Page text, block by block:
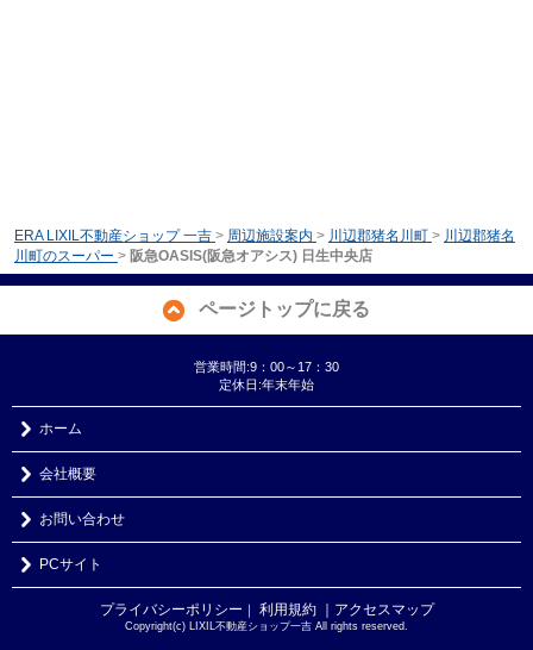
ERA LIXIL不動産ショップ 一吉 > 周辺施設案内 > 川辺郡猪名川町 > 川辺郡猪名
川町のスーパー > 阪急OASIS(阪急オアシス) 日生中央店
ページトップに戻る
営業時間:9：00～17：30
定休日:年末年始
ホーム
会社概要
お問い合わせ
PCサイト
プライバシーポリシー ｜ 利用規約 ｜アクセスマップ
Copyright(c) LIXIL不動産ショップ一吉 All rights reserved.